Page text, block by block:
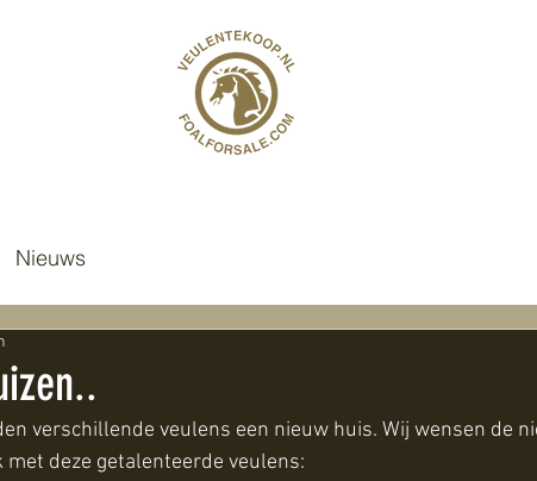
Nieuws
verschillende veulens een nieuw huis. Wij wensen de
met deze getalenteerde veulens: